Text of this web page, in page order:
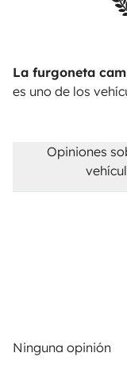
La furgoneta
es uno de los
Opiniones
Ninguna opinión